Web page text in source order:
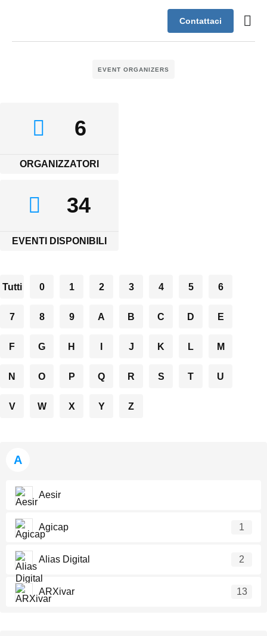
Contattaci
EVENT ORGANIZERS
6
ORGANIZZATORI
34
EVENTI DISPONIBILI
Tutti 0 1 2 3 4 5 6
7 8 9 A B C D E
F G H J K L M
N O P Q R S T U
V W X Y Z
A
Aesir
Agicap 1
Alias Digital 2
ARXivar 13